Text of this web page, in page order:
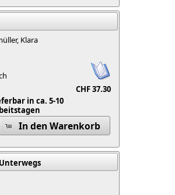
Klara
CHF 37.30
in ca. 5-10
In den Warenkorb